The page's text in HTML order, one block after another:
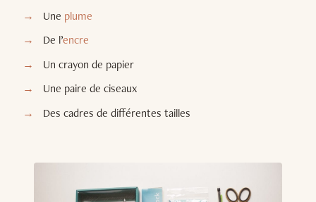
Une plume
De l’encre
Un crayon de papier
Une paire de ciseaux
Des cadres de différentes tailles